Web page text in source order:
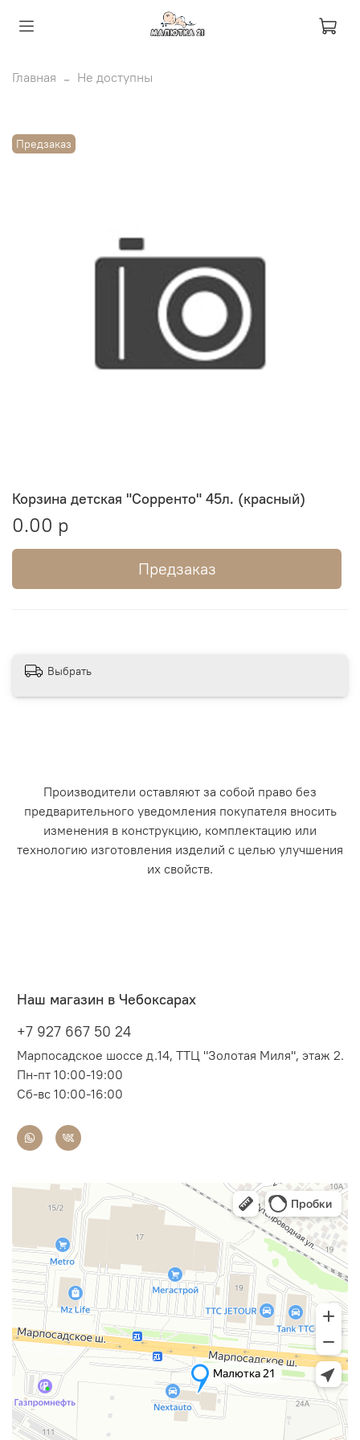
Главная Не доступны
Предзаказ
Корзина детская "Сорренто" 45л. (красный)
0.00 р
Предзаказ
Выбрать
Производители оставляют за собой право без
предварительного уведомления покупателя вносить
изменения в конструкцию, комплектацию или
технологию изготовления изделий с целью улучшения
их свойств.
Наш магазин в Чебоксарах
+7 927 667 50 24
Марпосадское шоссе д.14, ТТЦ "Золотая Миля", этаж 2.
Пн-пт 10:00-19:00
Сб-вс 10:00-16:00